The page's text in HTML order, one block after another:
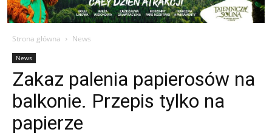
Strona główna News
News
Zakaz palenia papierosów na
balkonie. Przepis tylko na
papierze